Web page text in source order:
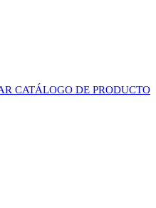
CATÁLOGO DE PRODUCTO